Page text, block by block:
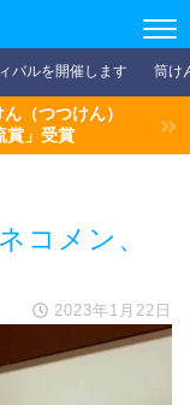
バルを開催します 筒け
（つつけん）
賞」受賞
コメン、
2023年1月22日